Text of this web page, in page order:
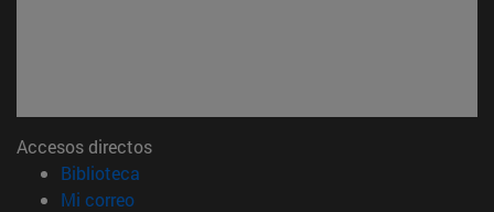
Accesos directos
Biblioteca
Mi correo(abre en nueva ventana)